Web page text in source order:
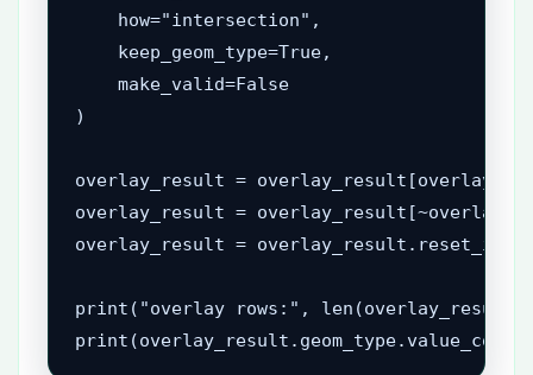
    how="intersection",
    keep_geom_type=True,
    make_valid=False
)
overlay_result =
overlay_result =
overlay_result =
print("overlay rows:",